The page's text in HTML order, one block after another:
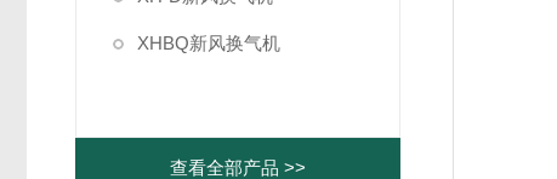
XHBQ新风换气机
查看全部产品 >>